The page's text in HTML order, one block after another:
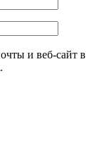
и веб-сайт в